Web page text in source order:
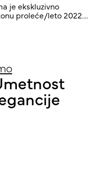
je ekskluzivno
proleće/leto 2022....